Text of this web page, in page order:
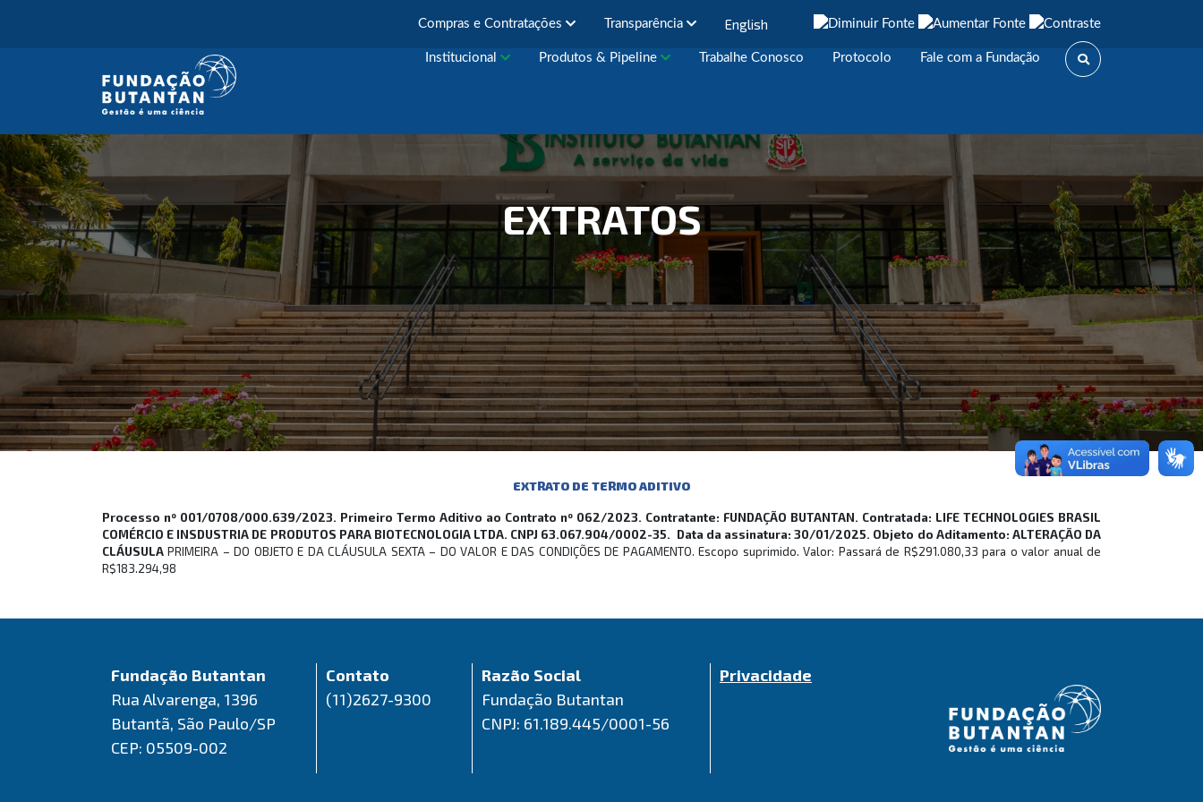
Compras e Contratações Transparência English
Institucional Produtos & Pipeline Trabalhe Conosco Protocolo Fale com a Fundação
EXTRATOS
EXTRATO DE TERMO ADITIVO
Processo nº 001/0708/000.639/2023. Primeiro Termo Aditivo ao Contrato nº 062/2023. Contratante: FUNDAÇÃO BUTANTAN. Contratada: LIFE TECHNOLOGIES BRASIL
COMÉRCIO E INSDUSTRIA DE PRODUTOS PARA BIOTECNOLOGIA LTDA. CNPJ 63.067.904/0002-35. Data da assinatura: 30/01/2025. Objeto do Aditamento: ALTERAÇÃO DA
CLÁUSULAPRIMEIRA – DO OBJETO E DA CLÁUSULA SEXTA – DO VALOR E DAS CONDIÇÕES DE PAGAMENTO. Escopo suprimido. Valor: Passará de R$291.080,33 para o valor anual de
R$183.294,98
Fundação Butantan
Rua Alvarenga, 1396
Butantã, São Paulo/SP
CEP: 05509-002
Contato
(11)2627-9300
Razão Social
Fundação Butantan
CNPJ: 61.189.445/0001-56
Privacidade